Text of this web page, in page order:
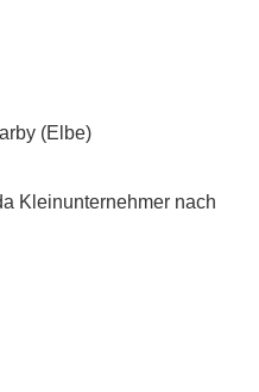
(Elbe)
Kleinunternehmer nach